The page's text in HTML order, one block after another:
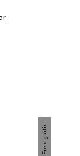
Frete grátis